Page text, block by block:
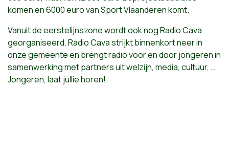
komen en 6000 euro van Sport Vlaanderen komt.
Vanuit de eerstelijnszone wordt ook nog Radio Cava
georganiseerd. Radio Cava strijkt binnenkort neer in
onze gemeente en brengt radio voor en door jongeren in
samenwerking met partners uit welzijn, media, cultuur, … .
Jongeren, laat jullie horen!